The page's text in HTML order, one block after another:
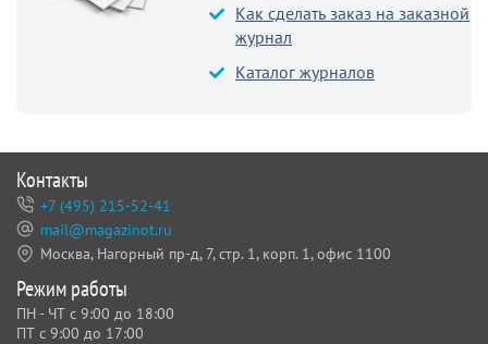
Как сделать заказ на заказной
журнал
Каталог журналов
Контакты
+7 (495) 215-52-41
mail@magazinot.ru
Москва, Нагорный пр-д, 7, стр. 1, корп. 1, офис 1100
Режим работы
ПН - ЧТ с 9:00 до 18:00
ПТ с 9:00 до 17:00